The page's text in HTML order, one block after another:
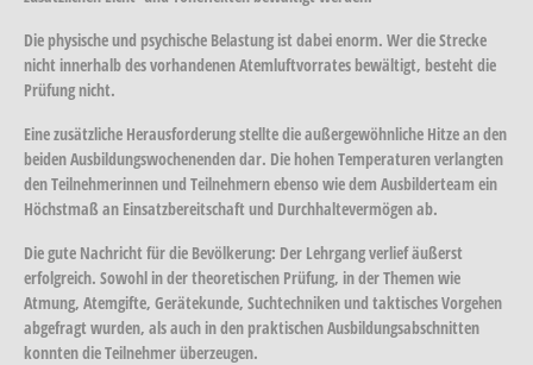
Die physische und psychische Belastung ist dabei enorm. Wer die Strecke
nicht innerhalb des vorhandenen Atemluftvorrates bewältigt, besteht die
Prüfung nicht.
Eine zusätzliche Herausforderung stellte die außergewöhnliche Hitze an den
beiden Ausbildungswochenenden dar. Die hohen Temperaturen verlangten
den Teilnehmerinnen und Teilnehmern ebenso wie dem Ausbilderteam ein
Höchstmaß an Einsatzbereitschaft und Durchhaltevermögen ab.
Die gute Nachricht für die Bevölkerung: Der Lehrgang verlief äußerst
erfolgreich. Sowohl in der theoretischen Prüfung, in der Themen wie
Atmung, Atemgifte, Gerätekunde, Suchtechniken und taktisches Vorgehen
abgefragt wurden, als auch in den praktischen Ausbildungsabschnitten
konnten die Teilnehmer überzeugen.